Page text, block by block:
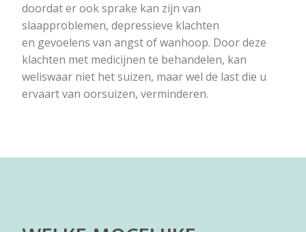
doordat er ook sprake kan zijn van
slaapproblemen, depressieve klachten
en gevoelens van angst of wanhoop. Door deze
klachten met medicijnen te behandelen, kan
weliswaar niet het suizen, maar wel de last die u
ervaart van oorsuizen, verminderen.